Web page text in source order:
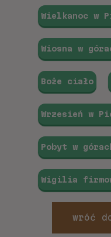
Wielkanoc w
Wiosna w
Boże ciało
Wrzesień w
Pobyt w
Wigilia
wróć